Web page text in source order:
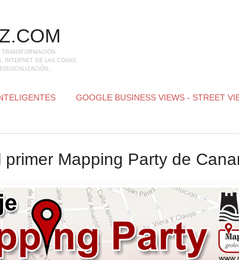
INTERNET DE LAS COSAS,
GOOGLE BUSINESS VIEWS - STREET
Mapping Party de